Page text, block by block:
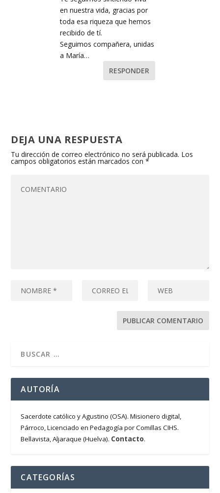
en nuestra vida, gracias por
toda esa riqueza que hemos
recibido de tí.
Seguimos compañera, unidas
a María…
RESPONDER
DEJA UNA RESPUESTA
Tu dirección de correo electrónico no será publicada. Los
campos obligatorios están marcados con*
AUTORÍA
Sacerdote católico y Agustino (OSA). Misionero digital,
Párroco, Licenciado en Pedagogía por Comillas CIHS.
Bellavista, Aljaraque (Huelva). Contacto.
CATEGORÍAS